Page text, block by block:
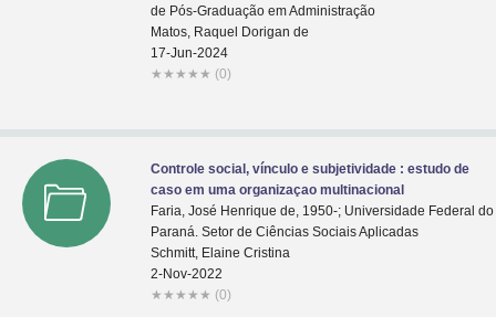
de Pós-Graduação em Administração
Matos, Raquel Dorigan de
17-Jun-2024
★ ★ ★ ★ ★ (0)
Controle social, vínculo e subjetividade : estudo de
caso em uma organizaçao multinacional
Faria, José Henrique de, 1950-; Universidade Federal do
Paraná. Setor de Ciências Sociais Aplicadas
Schmitt, Elaine Cristina
2-Nov-2022
★ ★ ★ ★ ★ (0)